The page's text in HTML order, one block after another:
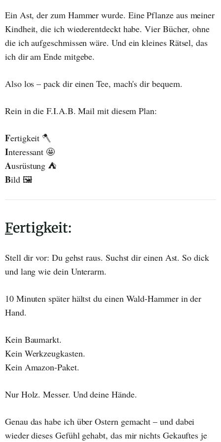
Ein Ast, der zum Hammer wurde. Eine Pflanze aus meiner
Kindheit, die ich wiederentdeckt habe. Vier Bücher, ohne
die ich aufgeschmissen wäre. Und ein kleines Rätsel, das
ich dir am Ende mitgebe.
Also los – pack dir einen Tee, mach's dir bequem.
Rein in die F.I.A.B. Mail mit diesem Plan:
Fertigkeit 🪓
Interessant 🤩
Ausrüstung ⛺
Bild 🖼️
Fertigkeit:
Stell dir vor: Du gehst raus. Suchst dir einen Ast. So dick
und lang wie dein Unterarm.
10 Minuten später hältst du einen Wald-Hammer in der
Hand.
Kein Baumarkt.
Kein Werkzeugkasten.
Kein Amazon-Paket.
Nur Holz. Messer. Und deine Hände.
Genau das habe ich über Ostern gemacht – und dabei
wieder dieses Gefühl gehabt, das mir nichts Gekauftes je